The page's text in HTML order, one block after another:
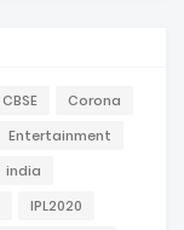
CBSE
Corona
Entertainment
india
IPL2020